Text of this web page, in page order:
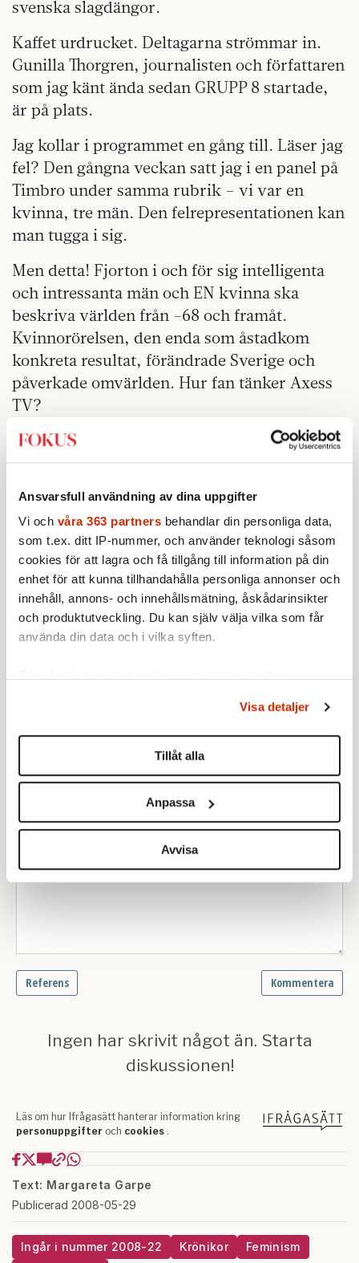
Ansvarsfull användning av dina uppgifter
Vi och våra 363 partners behandlar din personliga data,
som t.ex. ditt IP-nummer, och använder teknologi såsom
cookies för att lagra och få tillgång till information på din
enhet för att kunna tillhandahålla personliga annonser och
innehåll, annons- och innehållsmätning, åskådarinsikter
och produktutveckling. Du kan själv välja vilka som får
använda din data och i vilka syften.
Du kan ändra eller dra tillbaka ditt samtycke när som
helst från cookie-förklaringen.
Vi använder enhetsidentifierare för att anpassa innehållet
för sociala medier och analysera vår trafik. Vi
vidarebefordrar även sådana identifierare och annan
information från din enhet till de sociala medier och
annons- och analysföretag som vi samarbetar med.
Dessa kan i sin tur kombinera informationen med annan
Visa detaljer
Tillåt alla
Anpassa
Avvisa
svenska slagdängor.
Kaffet urdrucket. Deltagarna strömmar in.
Gunilla Thorgren, journalisten och författaren
som jag känt ända sedan GRUPP 8 startade,
är på plats.
Jag kollar i programmet en gång till. Läser jag
fel? Den gångna veckan satt jag i en panel på
Timbro under samma rubrik – vi var en
kvinna, tre män. Den felrepresentationen kan
man tugga i sig.
Men detta! Fjorton i och för sig intelligenta
och intressanta män och EN kvinna ska
beskriva världen från -68 och framåt.
Kvinnorörelsen, den enda som åstadkom
konkreta resultat, förändrade Sverige och
påverkade omvärlden. Hur fan tänker Axess
TV?
Jag är en vän av ursäkter. Kanske är jag för
konkret? Kanske vill arrangörerna just spegla
det patriarkala -68? Provocera, väcka
känslor, få oss kvinnor att ta till vapen?
Fjorton grånande män intar sina platser
framför kamerorna. Castingen avslöjar att
fyrtio år är tid som faktiskt gått. En kvinna,
14 gubbs.
huvud.«Ååh, ååh tjejer … vi måste höja våra
röster för att höras…« Dagisbarnen sjunger
Text: Margareta Garpe
Publicerad 2008-05-29
Ingår i nummer 2008-22 Krönikor
Feminism